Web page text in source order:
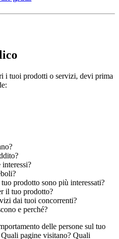
i tuoi prodotti o servizi, devi prima
prodotto sono più interessati?
il tuo prodotto?
dai tuoi concorrenti?
e perché?
delle persone sul tuo
pagine visitano? Quali